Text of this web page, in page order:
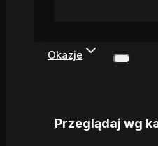
Okazje
Przeglądaj wg